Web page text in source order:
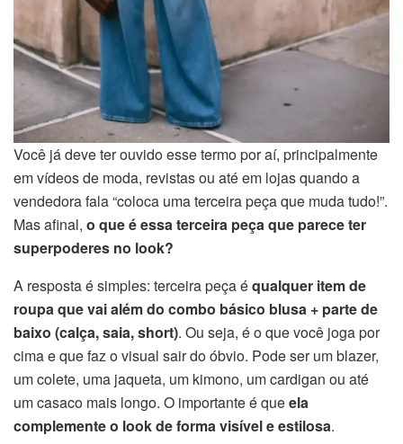
Você já deve ter ouvido esse termo por aí, principalmente
em vídeos de moda, revistas ou até em lojas quando a
vendedora fala “coloca uma terceira peça que muda tudo!”.
Mas afinal, o que é essa terceira peça que parece ter
superpoderes no look?
A resposta é simples: terceira peça équalquer item de
roupa que vai além do combo básico blusa + parte de
baixo (calça, saia, short). Ou seja, é o que você joga por
cima e que faz o visual sair do óbvio. Pode ser um blazer,
um colete, uma jaqueta, um kimono, um cardigan ou até
um casaco mais longo. O importante é queela
complemente o look de forma visível e estilosa.